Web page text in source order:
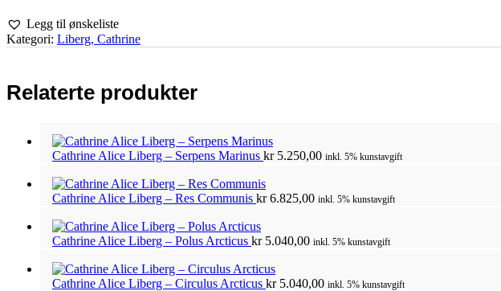
Legg til ønskeliste
Kategori: Liberg, Cathrine
Relaterte produkter
Cathrine Alice Liberg – Serpens Marinus kr5.250,00 inkl. 5% kunstavgift
Cathrine Alice Liberg – Res Communis kr6.825,00 inkl. 5% kunstavgift
Cathrine Alice Liberg – Polus Arcticus kr5.040,00 inkl. 5% kunstavgift
Cathrine Alice Liberg – Circulus Arcticus kr5.040,00 inkl. 5% kunstavgift